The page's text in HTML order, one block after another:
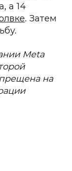
а 14
. Затем
Meta
на